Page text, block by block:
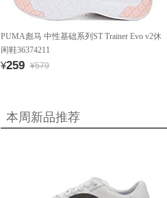
PUMA彪马 中性基础系列ST Trainer Evo v2休
闲鞋36374211
¥259 ¥579
本周新品推荐